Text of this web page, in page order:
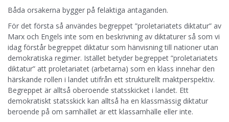
Båda orsakerna bygger på felaktiga antaganden.
För det första så användes begreppet ”proletariatets diktatur” av
Marx och Engels inte som en beskrivning av diktaturer så som vi
idag förstår begreppet diktatur som hänvisning till nationer utan
demokratiska regimer. Istället betyder begreppet ”proletariatets
diktatur” att proletariatet (arbetarna) som en klass innehar den
härskande rollen i landet utifrån ett strukturellt maktperspektiv.
Begreppet är alltså oberoende statsskicket i landet. Ett
demokratiskt statsskick kan alltså ha en klassmässig diktatur
beroende på om samhället är ett klassamhälle eller inte.